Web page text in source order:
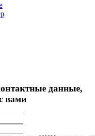
данные,
вами